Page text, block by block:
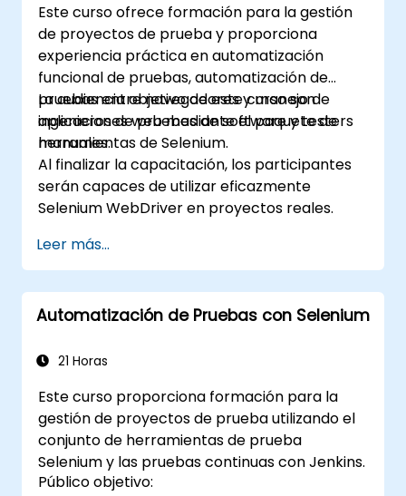
Este curso ofrece formación para la gestión
de proyectos de prueba y proporciona
experiencia práctica en automatización
funcional de pruebas, automatización de
pruebas entre navegadores y manejo de
aplicaciones web mediante el paquete de
herramientas de Selenium.
La audiencia objetivo de este curso son
ingenieros de pruebas de software y testers
manuales.
Al finalizar la capacitación, los participantes
serán capaces de utilizar eficazmente
Selenium WebDriver en proyectos reales.
Leer más...
Automatización de Pruebas con Selenium
21 Horas
Este curso proporciona formación para la
gestión de proyectos de prueba utilizando el
conjunto de herramientas de prueba
Selenium y las pruebas continuas con Jenkins.
Público objetivo: